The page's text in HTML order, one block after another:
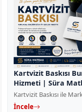
Kartvizit Baskısı
Hizmeti | Süra
Kartvizit Baskısı ile
İncele